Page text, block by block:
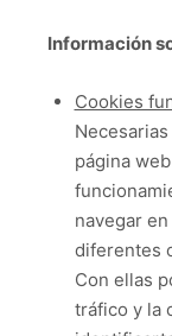
Información
Cookies
página
navegar
diferentes
Con ellas
tráfico y la